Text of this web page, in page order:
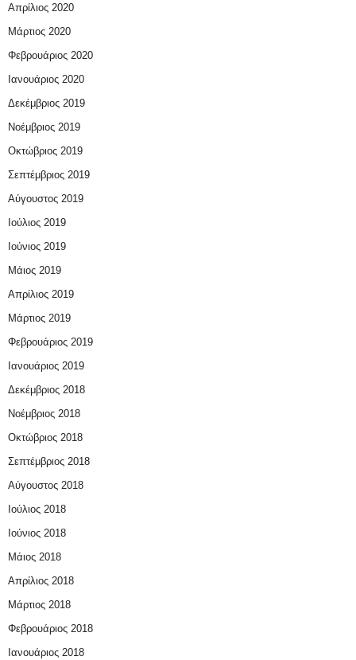
Απρίλιος 2020
Μάρτιος 2020
Φεβρουάριος 2020
Ιανουάριος 2020
Δεκέμβριος 2019
Νοέμβριος 2019
Οκτώβριος 2019
Σεπτέμβριος 2019
Αύγουστος 2019
Ιούλιος 2019
Ιούνιος 2019
Μάιος 2019
Απρίλιος 2019
Μάρτιος 2019
Φεβρουάριος 2019
Ιανουάριος 2019
Δεκέμβριος 2018
Νοέμβριος 2018
Οκτώβριος 2018
Σεπτέμβριος 2018
Αύγουστος 2018
Ιούλιος 2018
Ιούνιος 2018
Μάιος 2018
Απρίλιος 2018
Μάρτιος 2018
Φεβρουάριος 2018
Ιανουάριος 2018